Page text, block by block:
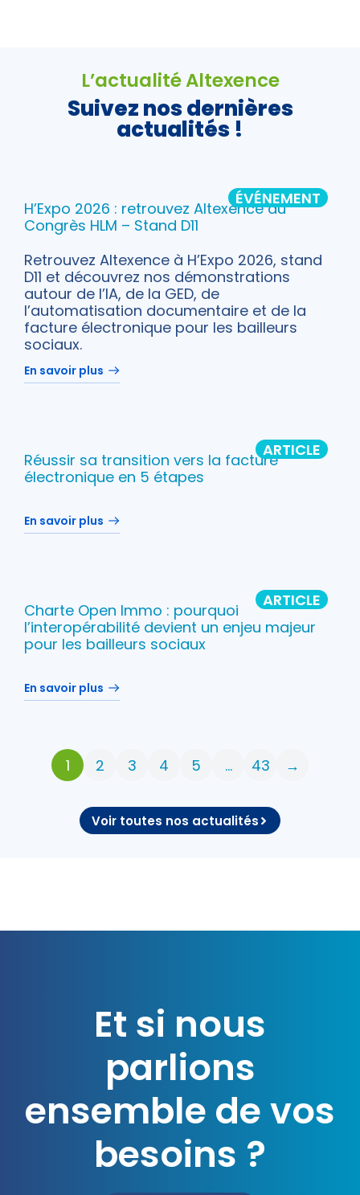
L’actualité Altexence
Suivez nos dernières
actualités !
ÉVÉNEMENT
H’Expo 2026 : retrouvez Altexence au
Congrès HLM – Stand D11
Retrouvez Altexence à H’Expo 2026, stand
D11 et découvrez nos démonstrations
autour de l’IA, de la GED, de
l’automatisation documentaire et de la
facture électronique pour les bailleurs
sociaux.
En savoir plus
ARTICLE
Réussir sa transition vers la facture
électronique en 5 étapes
En savoir plus
ARTICLE
Charte Open Immo : pourquoi
l’interopérabilité devient un enjeu majeur
pour les bailleurs sociaux
En savoir plus
1 2 3 4 5 … 43 →
Voir toutes nos actualités
Et si nous
parlions
ensemble de vos
besoins ?